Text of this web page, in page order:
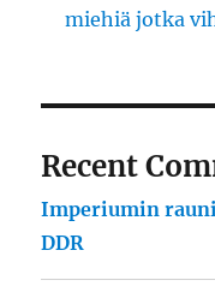
miehiä jotka
Recent
Imperiumin
DDR